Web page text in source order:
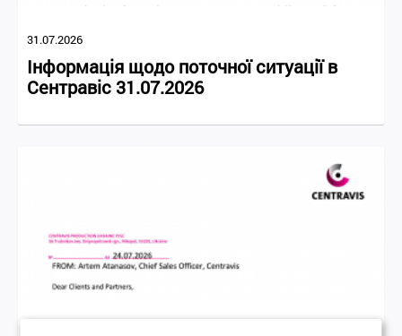
31.07.2026
Інформація щодо поточної ситуації в
Сентравіс 31.07.2026